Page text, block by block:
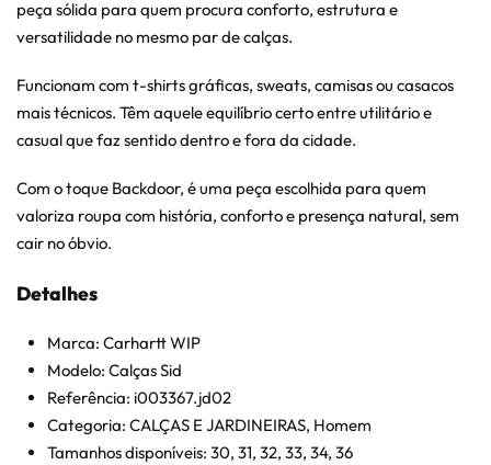
peça sólida para quem procura conforto, estrutura e
versatilidade no mesmo par de calças.
Funcionam com t-shirts gráficas, sweats, camisas ou casacos
mais técnicos. Têm aquele equilíbrio certo entre utilitário e
casual que faz sentido dentro e fora da cidade.
Com o toque Backdoor, é uma peça escolhida para quem
valoriza roupa com história, conforto e presença natural, sem
cair no óbvio.
Detalhes
Marca: Carhartt WIP
Modelo: Calças Sid
Referência: i003367.jd02
Categoria: CALÇAS E JARDINEIRAS, Homem
Tamanhos disponíveis: 30, 31, 32, 33, 34, 36